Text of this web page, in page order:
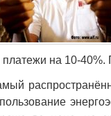
платежи на 10-40%.